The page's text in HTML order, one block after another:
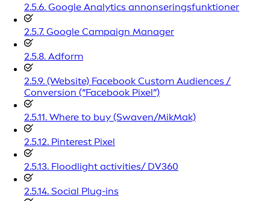
2.5.6. Google Analytics annonseringsfunktioner
2.5.7. Google Campaign Manager
2.5.8. Adform
2.5.9. (Website) Facebook Custom Audiences /
Conversion (“Facebook Pixel”)
2.5.11. Where to buy (Swaven/MikMak)
2.5.12. Pinterest Pixel
2.5.13. Floodlight activities/ DV360
2.5.14. Social Plug-ins